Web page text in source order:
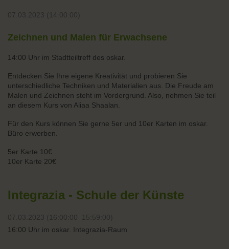
07.03.2023 (14:00:00)
Zeichnen und Malen für Erwachsene
14:00 Uhr im Stadtteiltreff des oskar.
Entdecken Sie Ihre eigene Kreativität und probieren Sie
unterschiedliche Techniken und Materialien aus. Die Freude am
Malen und Zeichnen steht im Vordergrund. Also, nehmen Sie teil
an diesem Kurs von Aliaa Shaalan.
Für den Kurs können Sie gerne 5er und 10er Karten im oskar.
Büro erwerben.
5er Karte 10€
10er Karte 20€
Integrazia - Schule der Künste
07.03.2023 (16:00:00–15:59:00)
16:00 Uhr im oskar. Integrazia-Raum